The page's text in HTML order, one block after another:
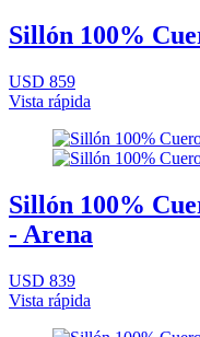
Sillón 100%
USD 859
Vista rápida
Sillón 100%
- Arena
USD 839
Vista rápida